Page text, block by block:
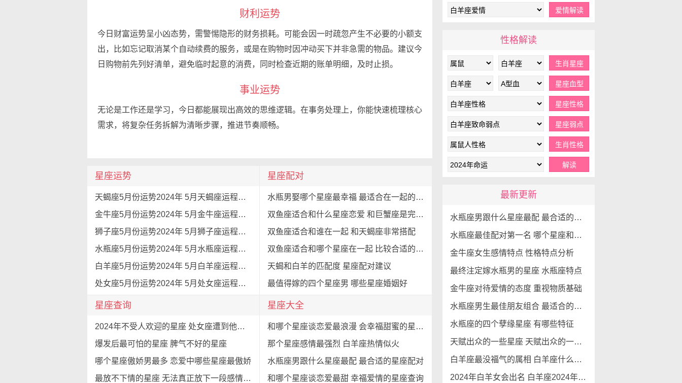
财利运势
今日财富运势呈小凶态势，需警惕隐形的财务损耗。可能会因一时疏忽产生不必要的小额支
出，比如忘记取消某个自动续费的服务，或是在购物时因冲动买下并非急需的物品。建议今
日购物前先列好清单，避免临时起意的消费，同时检查近期的账单明细，及时止损。
事业运势
无论是工作还是学习，今日都能展现出高效的思维逻辑。在事务处理上，你能快速梳理核心
需求，将复杂任务拆解为清晰步骤，推进节奏顺畅。
星座运势
天蝎座5月份运势2024年 5月天蝎座运程详解
金牛座5月份运势2024年 5月金牛座运程详解
狮子座5月份运势2024年 5月狮子座运程详解
水瓶座5月份运势2024年 5月水瓶座运程详解
白羊座5月份运势2024年 5月白羊座运程详解
处女座5月份运势2024年 5月处女座运程详解
星座配对
水瓶男娶哪个星座最幸福 最适合在一起的星座
双鱼座适合和什么星座恋爱 和巨蟹座是完美组合
双鱼座适合和谁在一起 和天蝎座非常搭配
双鱼座适合和哪个星座在一起 比较合适的星座分析
天蝎和白羊的匹配度 星座配对建议
最值得嫁的四个星座男 哪些星座婚姻好
星座查询
2024年不受人欢迎的星座 处女座遭到他人的嫌弃
爆发后最可怕的星座 脾气不好的星座
哪个星座傲娇男最多 恋爱中哪些星座最傲娇
最放不下情的星座 无法真正放下一段感情的星座
星座大全
和哪个星座谈恋爱最浪漫 会幸福甜蜜的星座爱情
那个星座感情最强烈 白羊座热情似火
水瓶座男跟什么星座最配 最合适的星座配对
和哪个星座谈恋爱最甜 幸福爱情的星座查询
性格解读
最新更新
水瓶座男跟什么星座最配 最合适的星座配对
水瓶座最佳配对第一名 哪个星座和水瓶座最配
金牛座女生感情特点 性格特点分析
最终注定嫁水瓶男的星座 水瓶座特点
金牛座对待爱情的态度 重视物质基础
水瓶座男生最佳朋友组合 最适合的星座是哪个
水瓶座的四个孽缘星座 有哪些特征
天赋出众的一些星座 天赋出众的一些星座
白羊座最没福气的属相 白羊座什么生肖最好命
2024年白羊女会出名 白羊座2024年运势